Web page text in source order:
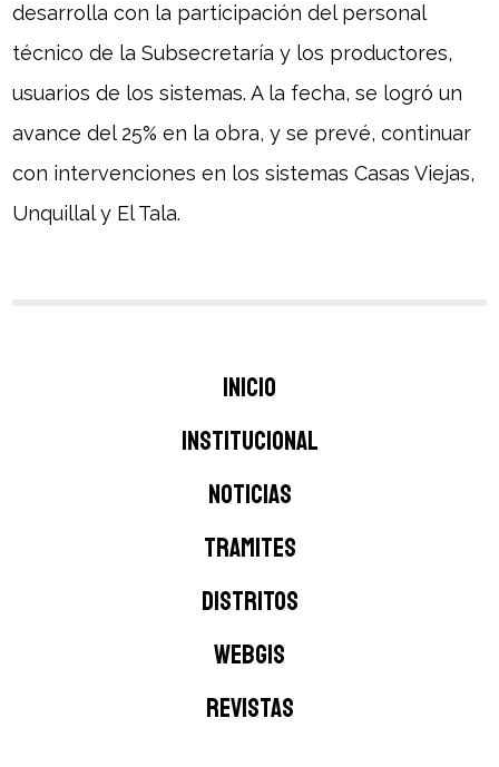
desarrolla con la participación del personal
técnico de la Subsecretaría y los productores,
usuarios de los sistemas. A la fecha, se logró un
avance del 25% en la obra, y se prevé, continuar
con intervenciones en los sistemas Casas Viejas,
Unquillal y El Tala.
Inicio
INSTITUCIONAL
NOTICIAS
TRAMITES
DISTRITOS
WEBGIS
Revistas